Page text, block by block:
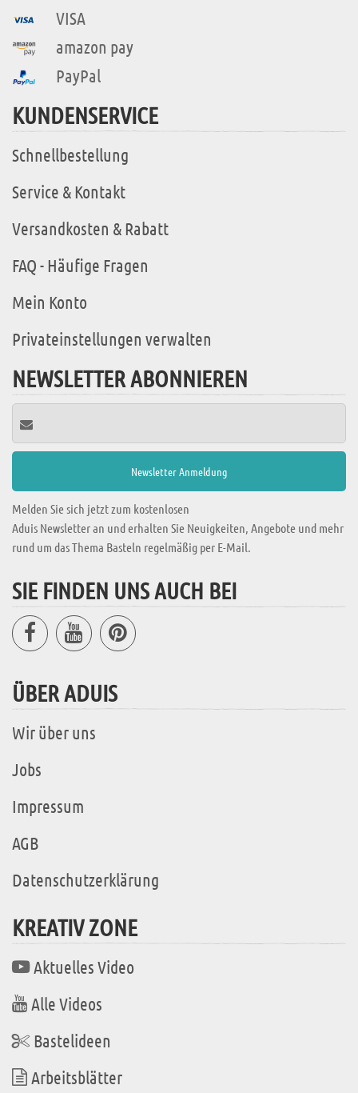
VISA
amazon pay
PayPal
KUNDENSERVICE
Schnellbestellung
Service & Kontakt
Versandkosten & Rabatt
FAQ - Häufige Fragen
Mein Konto
Privateinstellungen verwalten
NEWSLETTER ABONNIEREN
Melden Sie sich jetzt zum kostenlosen
Aduis Newsletter an und erhalten Sie Neuigkeiten, Angebote und mehr
rund um das Thema Basteln regelmäßig per E-Mail.
SIE FINDEN UNS AUCH BEI
ÜBER ADUIS
Wir über uns
Jobs
Impressum
AGB
Datenschutzerklärung
KREATIV ZONE
Aktuelles Video
Alle Videos
Bastelideen
Arbeitsblätter